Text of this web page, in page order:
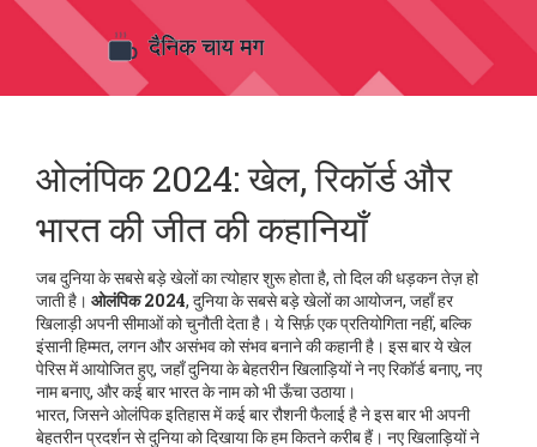
ओलंपिक 2024: खेल, रिकॉर्ड और
भारत की जीत की कहानियाँ
जब दुनिया के सबसे बड़े खेलों का त्योहार शुरू होता है, तो दिल की धड़कन तेज़ हो
जाती है। ओलंपिक 2024, दुनिया के सबसे बड़े खेलों का आयोजन, जहाँ हर
खिलाड़ी अपनी सीमाओं को चुनौती देता है । ये सिर्फ़ एक प्रतियोगिता नहीं, बल्कि
इंसानी हिम्मत, लगन और असंभव को संभव बनाने की कहानी है। इस बार ये खेल
पेरिस में आयोजित हुए, जहाँ दुनिया के बेहतरीन खिलाड़ियों ने नए रिकॉर्ड बनाए, नए
नाम बनाए, और कई बार भारत के नाम को भी ऊँचा उठाया।
भारत, जिसने ओलंपिक इतिहास में कई बार रौशनी फैलाई हैने इस बार भी अपनी
बेहतरीन प्रदर्शन से दुनिया को दिखाया कि हम कितने करीब हैं। नए खिलाड़ियों ने